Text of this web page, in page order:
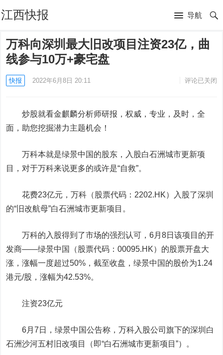
江西快报 导航
万科向深圳最大旧改项目注资23亿，曲
线参与10万+豪宅盘
快报 2022年6月8日 20:11 评论已关闭
炒股就看金麒麟分析师研报，权威，专业，及时，全
面，助您挖掘潜力主题机会！
万科本就是绿景中国的股东，入股白石洲城市更新项
目，对于万科来说更多的或许是“自救”。
花费23亿元，万科（股票代码：2202.HK）入股了深圳
的“旧改航母”白石洲城市更新项目。
万科的入股得到了市场的强烈认可，6月8日该项目的开
发商——绿景中国（股票代码：00095.HK）的股票开盘大
涨，涨幅一度超过50%，截至收盘，绿景中国的股价为1.24
港元/股，涨幅为42.53%。
注资23亿元
6月7日，绿景中国公告称，万科入股公司旗下的深圳白
石洲沙河五村旧改项目（即“白石洲城市更新项目”）。